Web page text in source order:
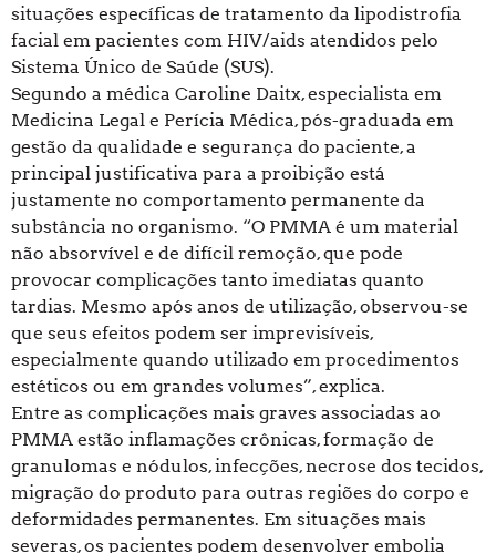
situações específicas de tratamento da lipodistrofia
facial em pacientes com HIV/aids atendidos pelo
Sistema Único de Saúde (SUS).
Segundo a médica Caroline Daitx, especialista em
Medicina Legal e Perícia Médica, pós-graduada em
gestão da qualidade e segurança do paciente, a
principal justificativa para a proibição está
justamente no comportamento permanente da
substância no organismo. “O PMMA é um material
não absorvível e de difícil remoção, que pode
provocar complicações tanto imediatas quanto
tardias. Mesmo após anos de utilização, observou-se
que seus efeitos podem ser imprevisíveis,
especialmente quando utilizado em procedimentos
estéticos ou em grandes volumes”, explica.
Entre as complicações mais graves associadas ao
PMMA estão inflamações crônicas, formação de
granulomas e nódulos, infecções, necrose dos tecidos,
migração do produto para outras regiões do corpo e
deformidades permanentes. Em situações mais
severas, os pacientes podem desenvolver embolia